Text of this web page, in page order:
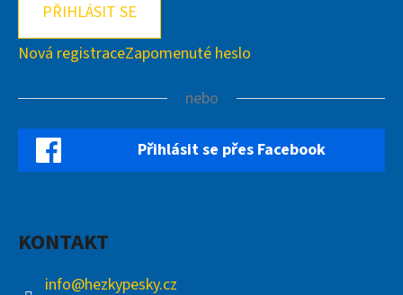
PŘIHLÁSIT SE
Nová registraceZapomenuté heslo
nebo
Přihlásit se přes Facebook
KONTAKT
info@hezkypesky.cz